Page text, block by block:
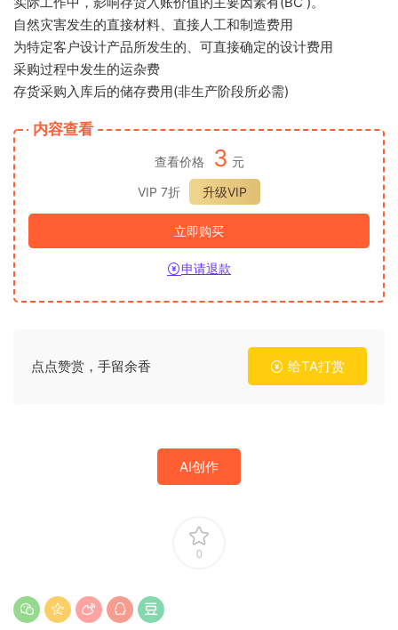
自然灾害发生的直接材料、直接人工和制造费用
为特定客户设计产品所发生的、可直接确定的设计费用
采购过程中发生的运杂费
存货采购入库后的储存费用(非生产阶段所必需)
内容查看
查看价格 3 元
VIP 7折
升级VIP
立即购买
申请退款
点点赞赏，手留余香 给TA打赏
AI创作
0